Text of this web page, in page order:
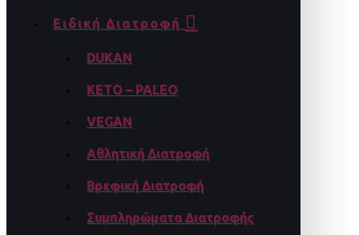
Ειδική Διατροφή
DUKAN
KETO – PALEO
VEGAN
Αθλητική Διατροφή
Βρεφική Διατροφή
Συμπληρώματα Διατροφής